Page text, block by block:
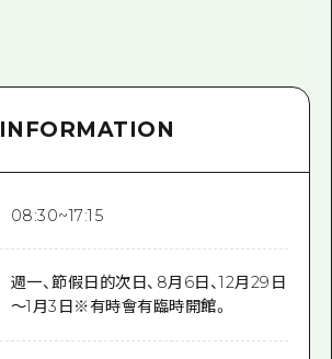
INFORMATION
08:30~17:15
週一、節假日的次日、8月6日、12月29日
～1月3日※有時會有臨時開館。